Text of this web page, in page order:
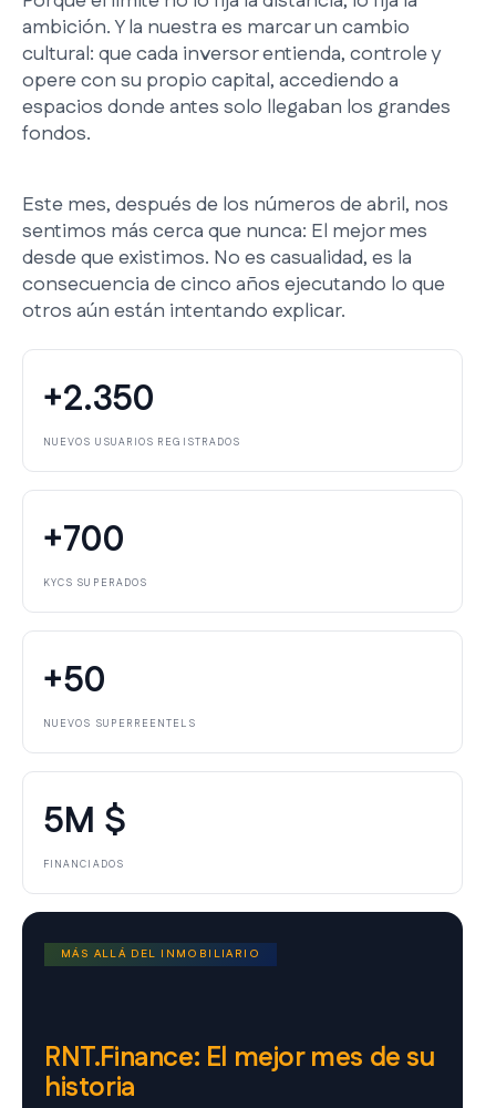
ambición. Y la nuestra es marcar un cambio
cultural: que cada inversor entienda, controle y
opere con su propio capital, accediendo a
espacios donde antes solo llegaban los grandes
fondos.
Este mes, después de los números de abril, nos
sentimos más cerca que nunca: El mejor mes
desde que existimos. No es casualidad, es la
consecuencia de cinco años ejecutando lo que
otros aún están intentando explicar.
+2.350
NUEVOS USUARIOS REGISTRADOS
+700
KYCS SUPERADOS
+50
NUEVOS SUPERREENTELS
5M $
FINANCIADOS
MÁS ALLÁ DEL INMOBILIARIO
RNT.Finance: El mejor mes de su
historia